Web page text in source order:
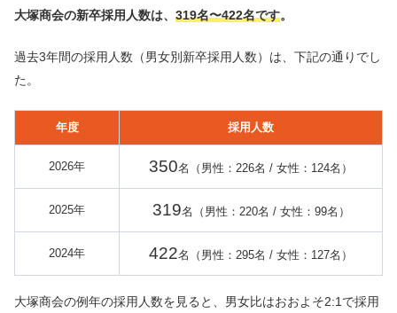
大塚商会の新卒採用人数は、 319名〜422名です。
過去3年間の採用人数（男女別新卒採用人数）は、下記の通りでし
た。
年度 採用人数
2026年 350名（男性：226名 / 女性：124名）
2025年 319名（男性：220名 / 女性：99名）
2024年 422名（男性：295名 / 女性：127名）
大塚商会の例年の採用人数を見ると、男女比はおおよそ2:1で採用